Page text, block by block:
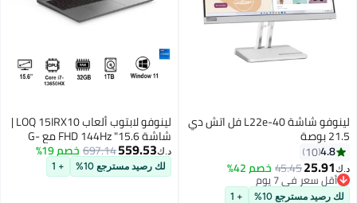
لينوفو شاشة L22e-40 فل اتش دي
21.5 بوصة
4.8
10
د.ك‏25.91
45.45خصم 42%
أقل سعر في 7 يوم
أقل سعر في 7 يوم
لك رصيد مسترجع 10% + 1
لينوفو لابتوب ألعاب LOQ 15IRX10 |
شاشة 15.6" FHD 144Hz مع G-
SYNC، معالج Intel Core i7-
8GB، 32GB RAM، 1TB SSD، ويندوز
د.ك‏559.53
697.14خصم 19%
لك رصيد مسترجع 10% + 1